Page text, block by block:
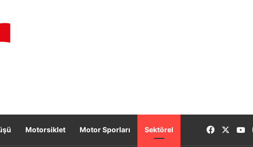
Motorsiklet Motor Sporları Sektörel Facebook